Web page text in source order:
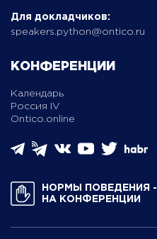
Для докладчиков:
speakers.python@ontico.ru
КОНФЕРЕНЦИИ
Календарь
Россия IV
Ontico.online
НОРМЫ ПОВЕДЕНИЯ ­
НА КОНФЕРЕНЦИИ